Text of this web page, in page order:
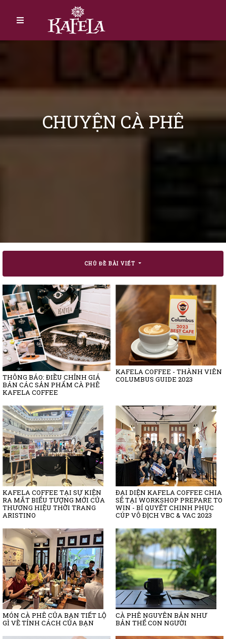
CHUYỆN CÀ PHÊ
CHỦ ĐỀ BÀI VIẾT
THÔNG BÁO: ĐIỀU CHỈNH GIÁ
BÁN CÁC SẢN PHẨM CÀ PHÊ
KAFELA COFFEE
KAFELA COFFEE - THÀNH VIÊN
COLUMBUS GUIDE 2023
KAFELA COFFEE TẠI SỰ KIỆN
RA MẮT BIỂU TƯỢNG MỚI CỦA
THƯƠNG HIỆU THỜI TRANG
ARISTINO
ĐẠI DIỆN KAFELA COFFEE CHIA
SẺ TẠI WORKSHOP PREPARE TO
WIN - BÍ QUYẾT CHINH PHỤC
CÚP VÔ ĐỊCH VBC & VAC 2023
MÓN CÀ PHÊ CỦA BẠN TIẾT LỘ
GÌ VỀ TÍNH CÁCH CỦA BẠN
CÀ PHÊ NGUYÊN BẢN NHƯ
BẢN THỂ CON NGƯỜI